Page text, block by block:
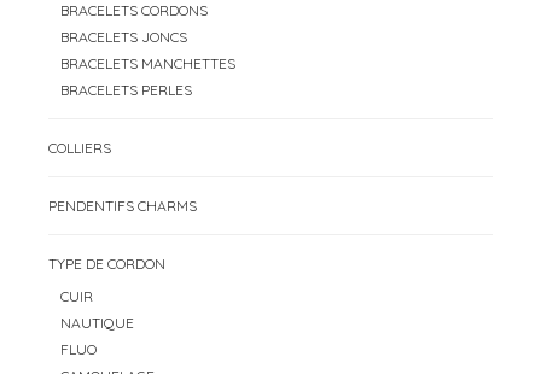
BRACELETS CORDONS
BRACELETS JONCS
BRACELETS MANCHETTES
BRACELETS PERLES
COLLIERS
PENDENTIFS CHARMS
TYPE DE CORDON
CUIR
NAUTIQUE
FLUO